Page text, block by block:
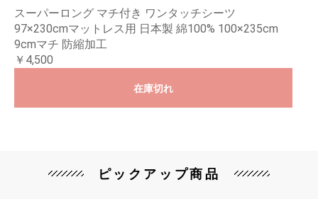
スーパーロング マチ付き ワンタッチシーツ
97×230cmマットレス用 日本製 綿100% 100×235cm
9cmマチ 防縮加工
￥4,500
在庫切れ
ピックアップ商品